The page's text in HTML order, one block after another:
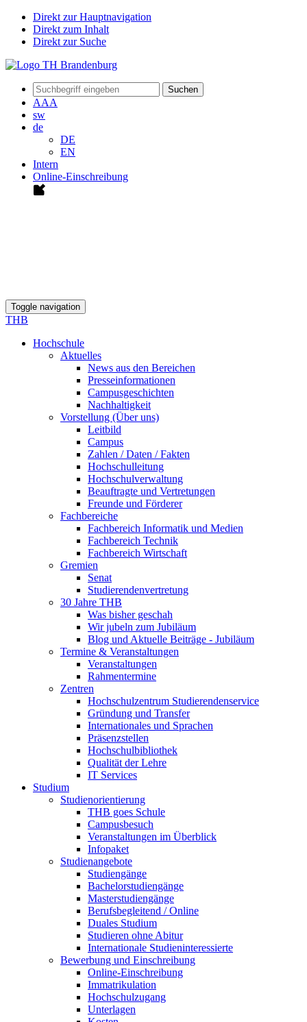
Direkt zur Hauptnavigation
Direkt zum Inhalt
Direkt zur Suche
Suchen
AAA
sw
de
DE
EN
Intern
Online-Einschreibung
Toggle navigation
THB
Hochschule
Aktuelles
News aus den Bereichen
Presseinformationen
Campusgeschichten
Nachhaltigkeit
Vorstellung (Über uns)
Leitbild
Campus
Zahlen / Daten / Fakten
Hochschulleitung
Hochschulverwaltung
Beauftragte und Vertretungen
Freunde und Förderer
Fachbereiche
Fachbereich Informatik und Medien
Fachbereich Technik
Fachbereich Wirtschaft
Gremien
Senat
Studierendenvertretung
30 Jahre THB
Was bisher geschah
Wir jubeln zum Jubiläum
Blog und Aktuelle Beiträge - Jubiläum
Termine & Veranstaltungen
Veranstaltungen
Rahmentermine
Zentren
Hochschulzentrum Studierendenservice
Gründung und Transfer
Internationales und Sprachen
Präsenzstellen
Hochschulbibliothek
Qualität der Lehre
IT Services
Studium
Studienorientierung
THB goes Schule
Campusbesuch
Veranstaltungen im Überblick
Infopaket
Studienangebote
Studiengänge
Bachelorstudiengänge
Masterstudiengänge
Berufsbegleitend / Online
Duales Studium
Studieren ohne Abitur
Internationale Studieninteressierte
Bewerbung und Einschreibung
Online-Einschreibung
Immatrikulation
Hochschulzugang
Unterlagen